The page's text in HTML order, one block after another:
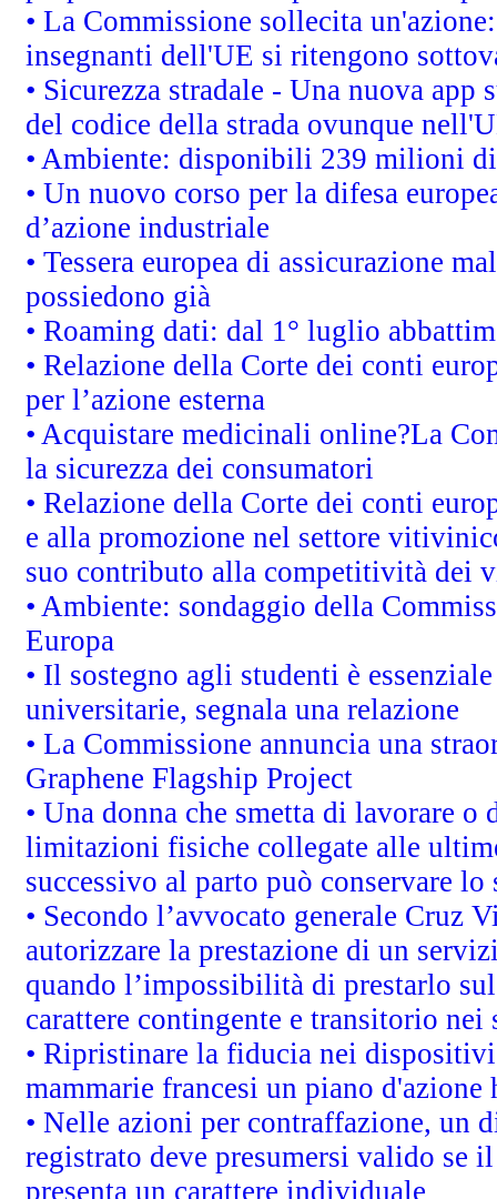
• La Commissione sollecita
insegnanti dell'UE si ritengono
• Sicurezza stradale - Una nuova
del codice della strada ovunque
• Ambiente: disponibili 239 milioni
• Un nuovo corso per la difesa
d’azione industriale
• Tessera europea di assicurazione
possiedono già
• Roaming dati: dal 1° luglio
• Relazione della Corte dei conti
per l’azione esterna
• Acquistare medicinali online?La
la sicurezza dei consumatori
• Relazione della Corte dei conti
e alla promozione nel settore
suo contributo alla competitività dei
• Ambiente: sondaggio della
Europa
• Il sostegno agli studenti è
universitarie, segnala una relazione
• La Commissione annuncia una
Graphene Flagship Project
• Una donna che smetta di lavorare
limitazioni fisiche collegate alle
successivo al parto può conservare
• Secondo l’avvocato generale Cruz
autorizzare la prestazione di un
quando l’impossibilità di prestarlo
carattere contingente e transitorio
• Ripristinare la fiducia nei
mammarie francesi un piano
• Nelle azioni per contraffazione, un
registrato deve presumersi valido se
presenta un carattere individuale